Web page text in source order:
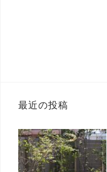
最近の投稿